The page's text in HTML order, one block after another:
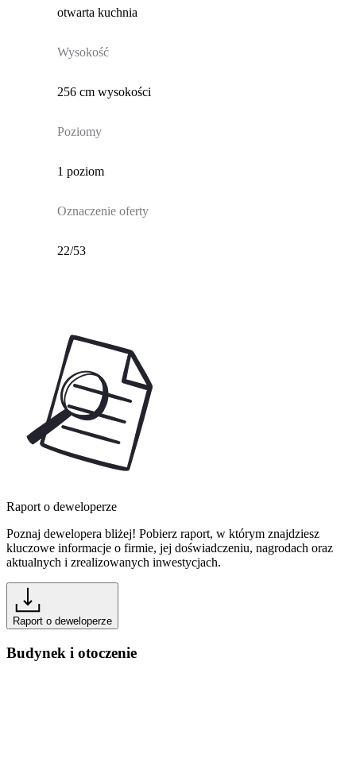
otwarta kuchnia
Wysokość
256 cm wysokości
Poziomy
1 poziom
Oznaczenie oferty
22/53
Raport o deweloperze
Poznaj dewelopera bliżej! Pobierz raport, w którym znajdziesz
kluczowe informacje o firmie, jej doświadczeniu, nagrodach oraz
aktualnych i zrealizowanych inwestycjach.
Raport o deweloperze
Budynek i otoczenie